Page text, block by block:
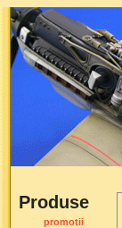
Produse
promotii